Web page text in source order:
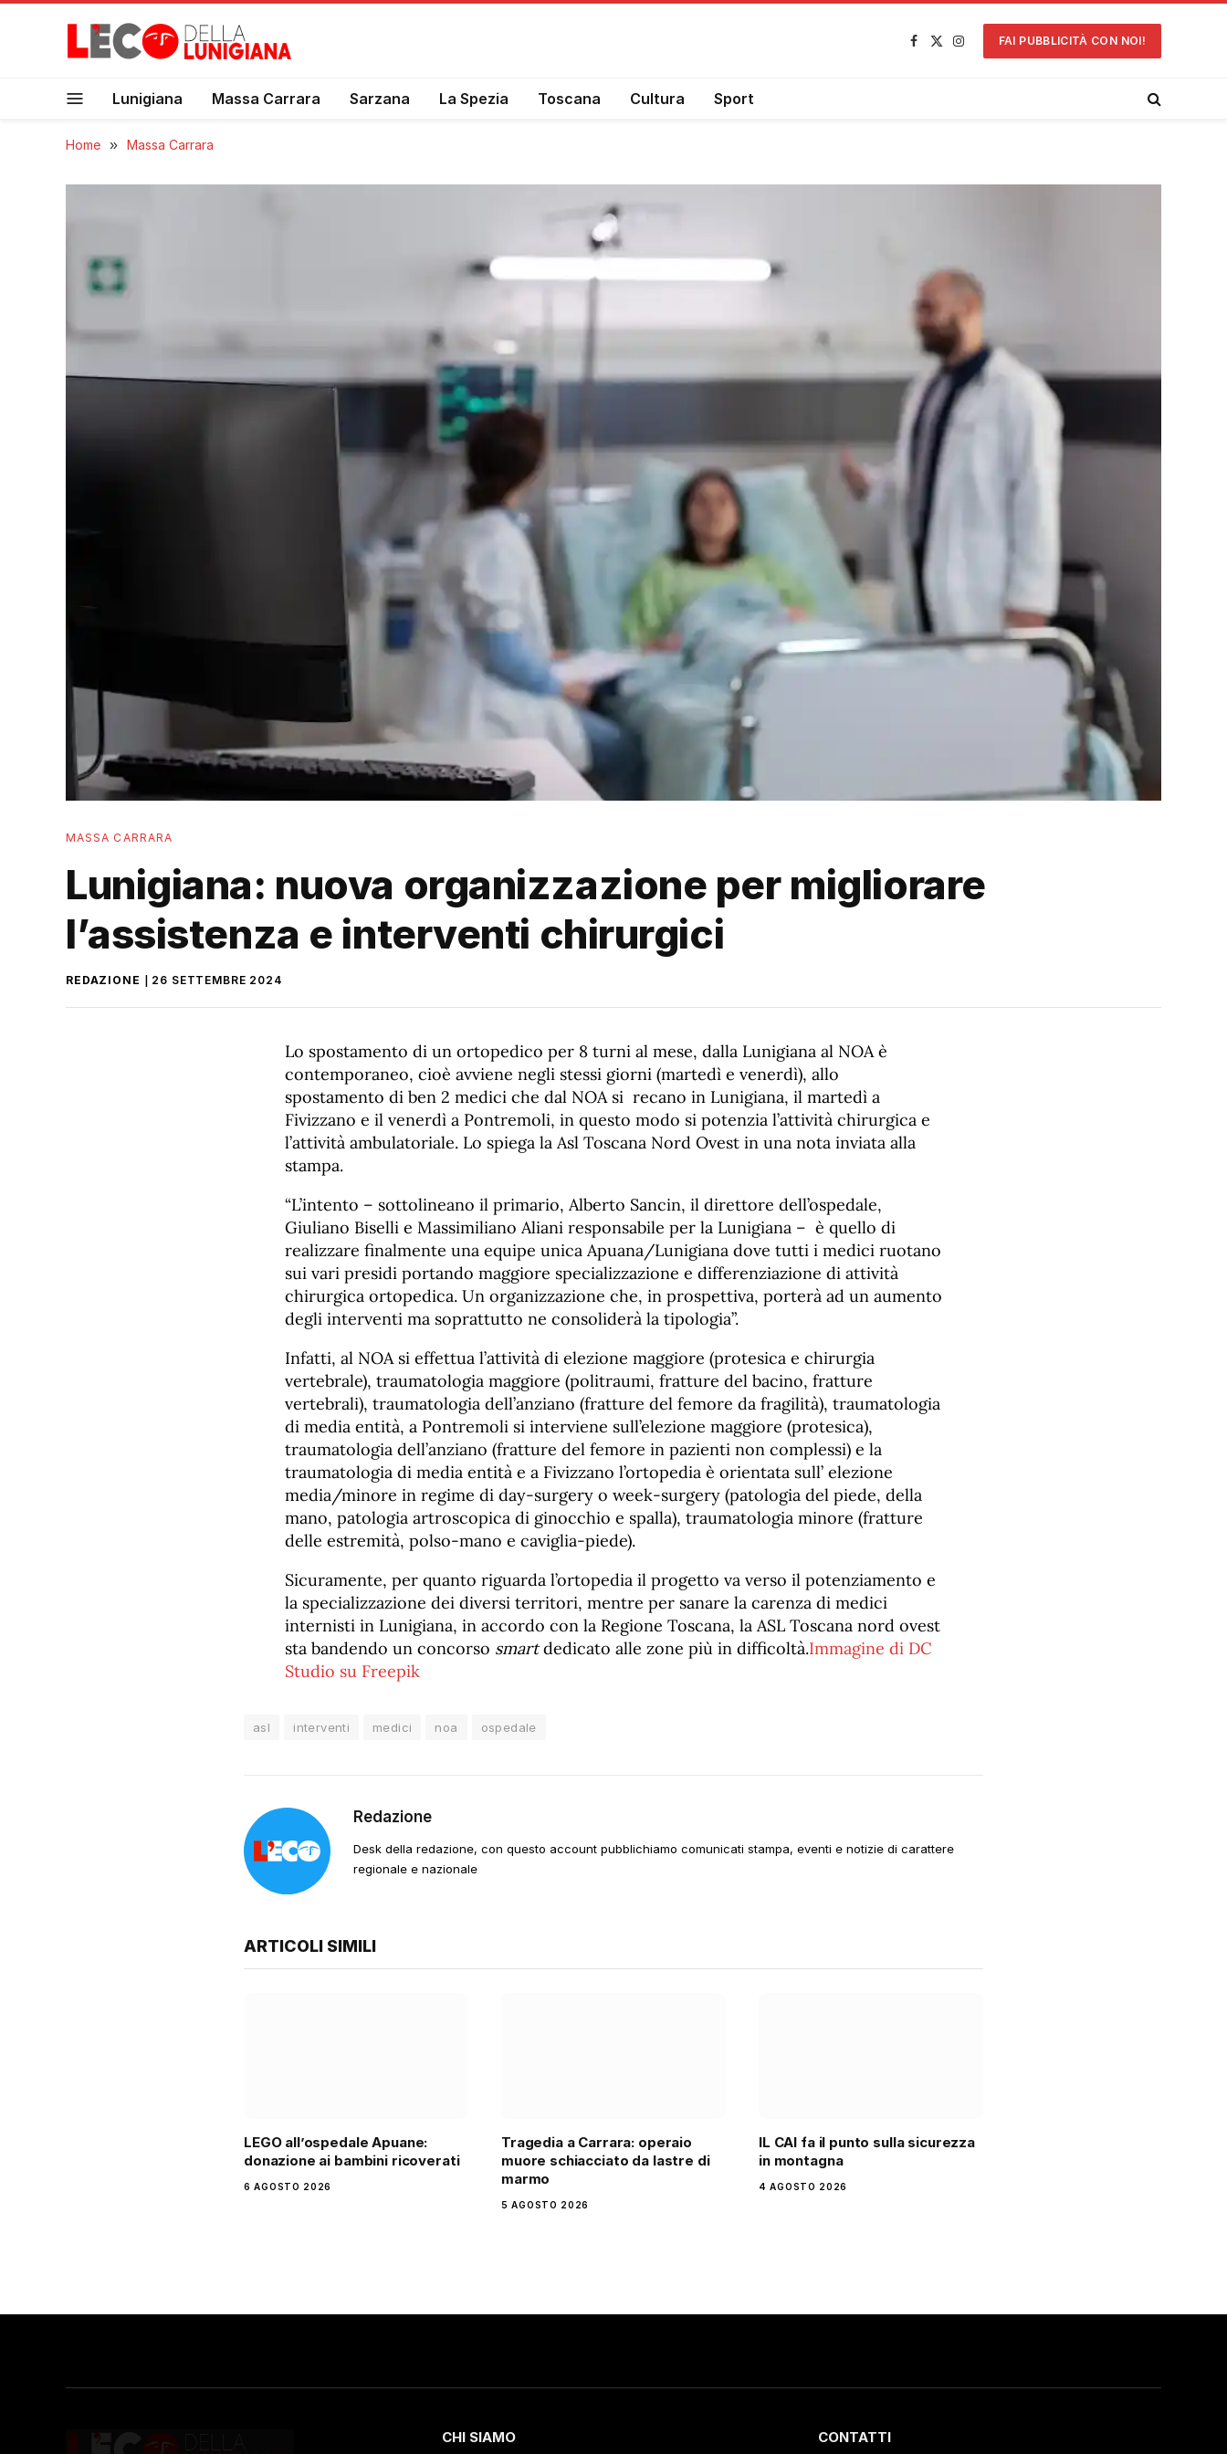
Facebook
X
Instagram
FAI PUBBLICITÀ CON NOI!
Lunigiana Massa Carrara Sarzana La Spezia Toscana Cultura Sport
Home » Massa Carrara
MASSA CARRARA
Lunigiana: nuova organizzazione per migliorare
l’assistenza e interventi chirurgici
REDAZIONE 26 SETTEMBRE 2024
Lo spostamento di un ortopedico per 8 turni al mese, dalla Lunigiana al NOA è
contemporaneo, cioè avviene negli stessi giorni (martedì e venerdì), allo
spostamento di ben 2 medici che dal NOA si recano in Lunigiana, il martedì a
Fivizzano e il venerdì a Pontremoli, in questo modo si potenzia l’attività chirurgica e
l’attività ambulatoriale. Lo spiega la Asl Toscana Nord Ovest in una nota inviata alla
stampa.
“L’intento – sottolineano il primario, Alberto Sancin, il direttore dell’ospedale,
Giuliano Biselli e Massimiliano Aliani responsabile per la Lunigiana – è quello di
realizzare finalmente una equipe unica Apuana/Lunigiana dove tutti i medici ruotano
sui vari presidi portando maggiore specializzazione e differenziazione di attività
chirurgica ortopedica. Un organizzazione che, in prospettiva, porterà ad un aumento
degli interventi ma soprattutto ne consoliderà la tipologia”.
Infatti, al NOA si effettua l’attività di elezione maggiore (protesica e chirurgia
vertebrale), traumatologia maggiore (politraumi, fratture del bacino, fratture
vertebrali), traumatologia dell’anziano (fratture del femore da fragilità), traumatologia
di media entità, a Pontremoli si interviene sull’elezione maggiore (protesica),
traumatologia dell’anziano (fratture del femore in pazienti non complessi) e la
traumatologia di media entità e a Fivizzano l’ortopedia è orientata sull’ elezione
media/minore in regime di day-surgery o week-surgery (patologia del piede, della
mano, patologia artroscopica di ginocchio e spalla), traumatologia minore (fratture
delle estremità, polso-mano e caviglia-piede).
Sicuramente, per quanto riguarda l’ortopedia il progetto va verso il potenziamento e
la specializzazione dei diversi territori, mentre per sanare la carenza di medici
internisti in Lunigiana, in accordo con la Regione Toscana, la ASL Toscana nord ovest
sta bandendo un concorso smartdedicato alle zone più in difficoltà.Immagine di DC
Studio su Freepik
asl interventi medici noa ospedale
Redazione
Desk della redazione, con questo account pubblichiamo comunicati stampa, eventi e notizie di carattere
regionale e nazionale
ARTICOLI SIMILI
LEGO all’ospedale Apuane:
donazione ai bambini ricoverati
6 AGOSTO 2026
Tragedia a Carrara: operaio
muore schiacciato da lastre di
marmo
5 AGOSTO 2026
IL CAI fa il punto sulla sicurezza
in montagna
4 AGOSTO 2026
CHI SIAMO CONTATTI